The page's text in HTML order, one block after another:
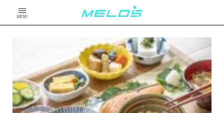
MENU